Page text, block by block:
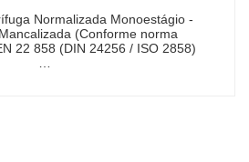
Normalizada Monoestágio -
(Conforme norma
22 858 (DIN 24256 / ISO 2858)